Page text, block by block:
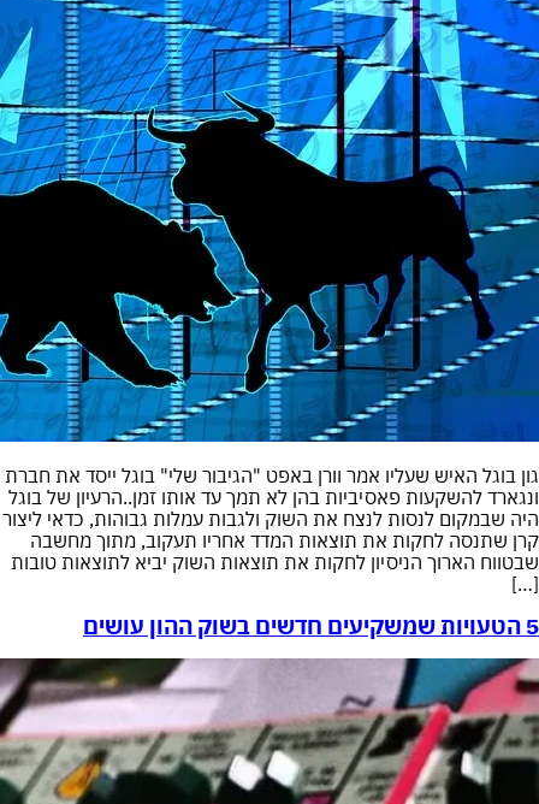
גון בוגל האיש שעליו אמר וורן באפט "הגיבור שלי" בוגל ייסד את חברת
ונגארד להשקעות פאסיביות בהן לא תמך עד אותו זמן..הרעיון של בוגל
היה שבמקום לנסות לנצח את השוק ולגבות עמלות גבוהות, כדאי ליצור
קרן שתנסה לחקות את תוצאות המדד אחריו תעקוב, מתוך מחשבה
שבטווח הארוך הניסיון לחקות את תוצאות השוק יביא לתוצאות טובות
[…]
5 הטעויות שמשקיעים חדשים בשוק ההון עושים